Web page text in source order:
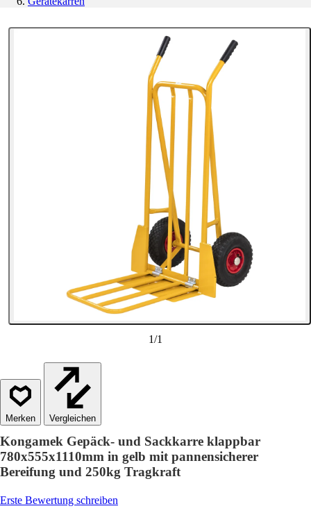
1/1
Vergleichen
Kongamek Gepäck- und Sackkarre klappbar
780x555x1110mm in gelb mit pannensicherer
Bereifung und 250kg Tragkraft
Erste Bewertung schreiben